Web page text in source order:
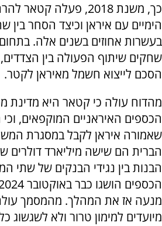
כך, משנת 2018, פעלה
הימיים עם איראן וכיצד הסחר בין
בעשרות אחוזים בשנים אלה.
שחקים שיתוף הפעולה בין
הסכם לייצוא חשמל מאיראן לקטר.
מהדוח עולה כי קטאר היא
הכספים האיראניים המוקפאים,
שאמורה איראן לקבל במסגרת
הברית הם שישה מיליארד דולרים
הבנות בין נגידי הבנקים של שתי
מנעה אז את המהלך. מהמסמך
מיועדים למימון טרור ולא לשגשוג